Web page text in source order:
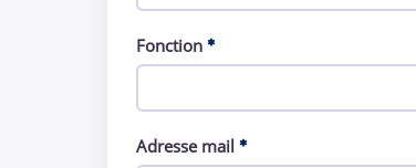
Fonction
Adresse mail